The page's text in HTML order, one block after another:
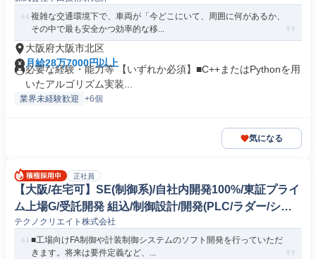
複雑な交通環境下で、車両が「今どこにいて、周囲に何があるか、
その中で最も安全かつ効率的な移...
大阪府大阪市北区
月給28万7000円以上
必要な経験・能力等 【いずれか必須】■C++またはPythonを用
いたアルゴリズム実装...
業界未経験歓迎 +6個
気になる
正社員
【大阪/在宅可】SE(制御系)/自社内開発100%/東証プライ
ム上場G/受託開発 組込/制御設計/開発(PLC/ラダー/シー
ケンス制御)
テクノクリエイト株式会社
■工場向けFA制御や計装制御システムのソフト開発を行っていただ
きます。将来は要件定義など、...